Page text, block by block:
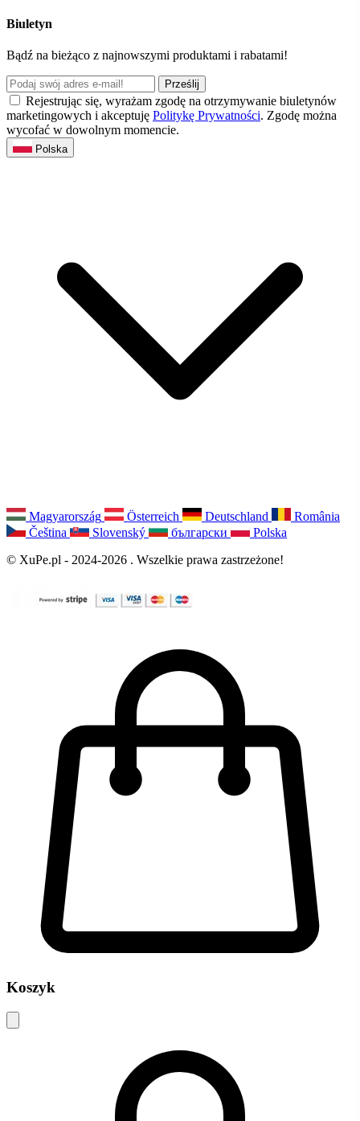
Biuletyn
Bądź na bieżąco z najnowszymi produktami i rabatami!
Prześlij
Rejestrując się, wyrażam zgodę na otrzymywanie biuletynów
marketingowych i akceptuję Politykę Prywatności. Zgodę można
wycofać w dowolnym momencie.
Polska
Magyarország Österreich Deutschland
România
Čeština
Slovenský български
Polska
© XuPe.pl - 2024-2026 . Wszelkie prawa zastrzeżone!
Koszyk